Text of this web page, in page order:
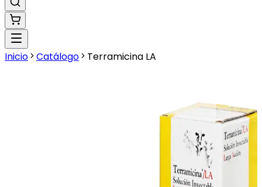
Inicio Catálogo Terramicina LA